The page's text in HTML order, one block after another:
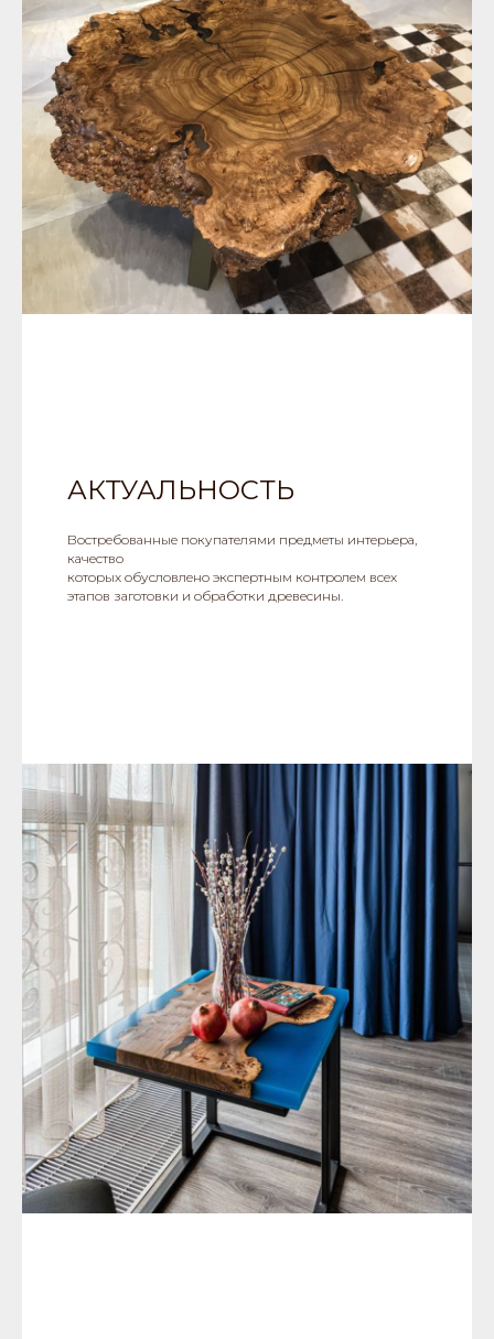
АКТУАЛЬНОСТЬ
Востребованные покупателями предметы интерьера,
качество
которых обусловлено экспертным контролем всех
этапов заготовки и обработки древесины.